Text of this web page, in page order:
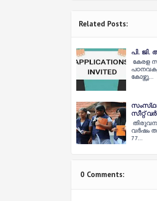
Related Posts:
പി. ജി.
കേരള
കോഴ്സു…
സീറ്റ്
വർഷം
77…
0 Comments: